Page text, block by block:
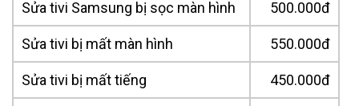
Sửa tivi Samsung bị sọc màn hình 500.000đ
Sửa tivi bị mất màn hình 550.000đ
Sửa tivi bị mất tiếng 450.000đ